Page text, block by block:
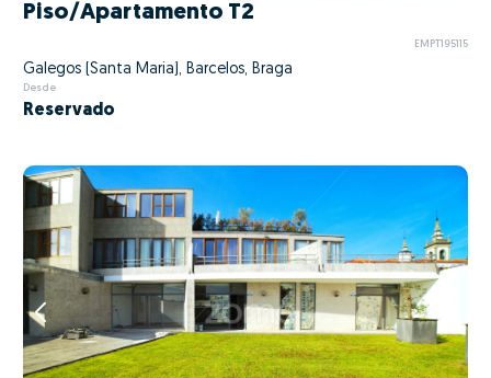
Piso/Apartamento T2
EMPT195115
Galegos (Santa Maria), Barcelos, Braga
Desde
Reservado